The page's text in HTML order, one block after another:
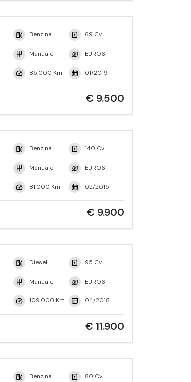
Benzina 69 Cv
Manuale EURO6.
85.000 Km 01/2019
€ 9.500
Benzina 140 Cv
Manuale EURO6
81.000 Km 02/2015
€ 9.900
Diesel 95 Cv
Manuale EURO6
109.000 Km 04/2018
€ 11.900
Benzina 80 Cv